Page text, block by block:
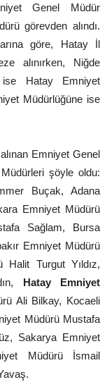
Genel Müdür
görevden alındı.
göre, Hatay İl
alınırken, Niğde
ise Hatay Emniyet
Müdürlüğüne ise
Emniyet Genel
şöyle oldu:
Buçak, Adana
Emniyet Müdürü
Sağlam, Bursa
Emniyet Müdürü
Turgut Yıldız,
Hatay Emniyet
Ali Bilkay, Kocaeli
Müdürü Mustafa
Sakarya Emniyet
Müdürü İsmail